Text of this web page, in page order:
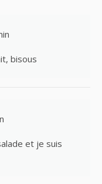
bisous
et je suis